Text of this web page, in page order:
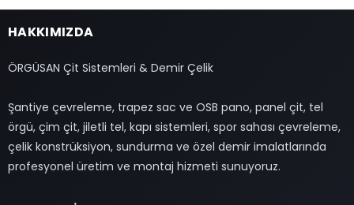
HAKKIMIZDA
ÖRGÜSAN Çit Sistemleri & Demir Çelik
Şantiye çevreleme, trapez sac ve OSB pano, panel çit, tel
örgü, çim çit, jiletli tel, kapı sistemleri, spor sahası çevreleme,
çelik konstrüksiyon, sundurma ve özel demir imalatlarında
profesyonel üretim ve montaj hizmeti sunuyoruz.